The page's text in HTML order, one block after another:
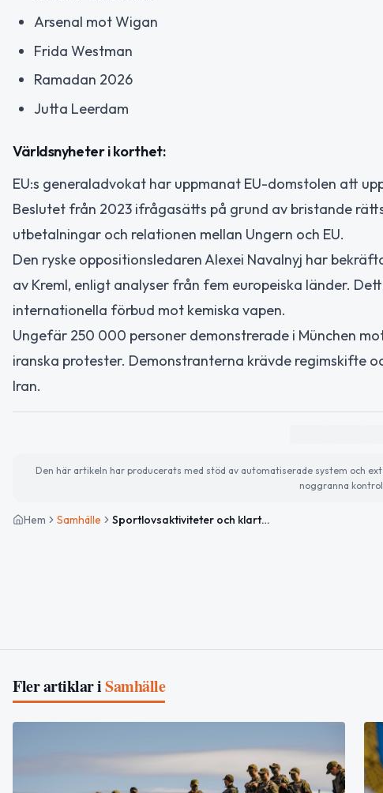
Arsenal mot Wigan
Frida Westman
Ramadan 2026
Jutta Leerdam
Världsnyheter i korthet:
EU:s generaladvokat har uppmanat EU-domstolen att
Beslutet från 2023 ifrågasätts på grund av bristande
utbetalningar och relationen mellan Ungern och EU.
Den ryske oppositionsledaren Alexei Navalnyj har
av Kreml, enligt analyser från fem europeiska länder.
internationella förbud mot kemiska vapen.
Ungefär 250 000 personer demonstrerade i München
iranska protester. Demonstranterna krävde regimskifte
Iran.
Den här artikeln har producerats med stöd av automatiserade system och
noggranna
Hem Samhälle Sportlovsaktiviteter och klart väder i Tierp
Fler artiklar iSamhälle